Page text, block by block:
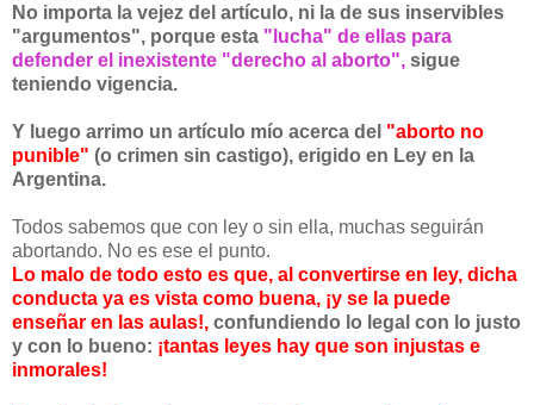
No importa la vejez del artículo, ni la de sus inservibles
"argumentos", porque esta "lucha" de ellas para
defender el inexistente "derecho al aborto", sigue
teniendo vigencia.
Y luego arrimo un artículo mío acerca del "aborto no
punible" (o crimen sin castigo), erigido en Ley en la
Argentina.
Todos sabemos que con ley o sin ella, muchas seguirán
abortando. No es ese el punto.
Lo malo de todo esto es que, al convertirse en ley, dicha
conducta ya es vista como buena, ¡y se la puede
enseñar en las aulas!, confundiendo lo legal con lo justo
y con lo bueno: ¡tantas leyes hay que son injustas e
inmorales!